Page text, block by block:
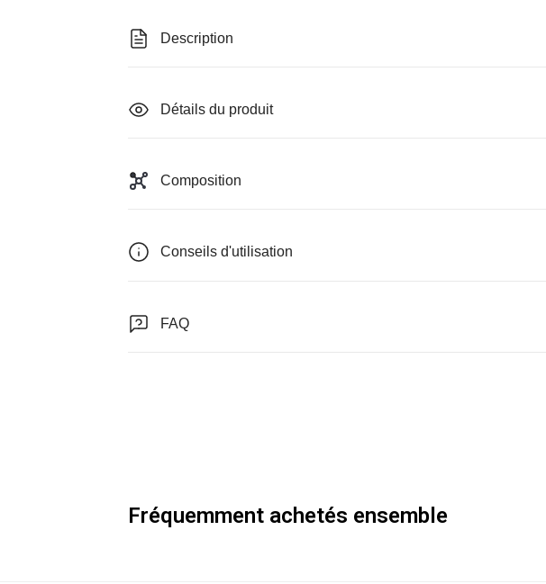
Description
Détails du produit
Composition
Conseils d'utilisation
FAQ
Fréquemment achetés ensemble